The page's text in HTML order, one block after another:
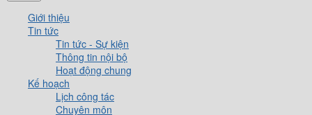
Giới thiệu
Tin tức
Tin tức - Sự kiện
Thông tin nội bộ
Hoạt động chung
Kế hoạch
Lịch công tác
Chuyên môn